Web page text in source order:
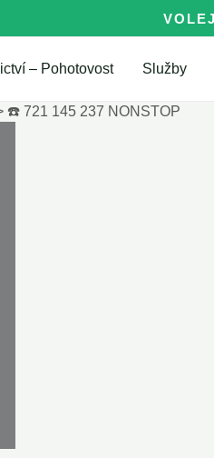
– Pohotovost Služby
☎️ 721 145 237 NONSTOP